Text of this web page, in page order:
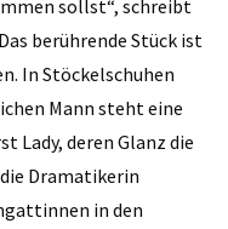
sollst“, schreibt
berührende Stück ist
In Stöckelschuhen
Mann steht eine
Lady, deren Glanz die
Dramatikerin
in den